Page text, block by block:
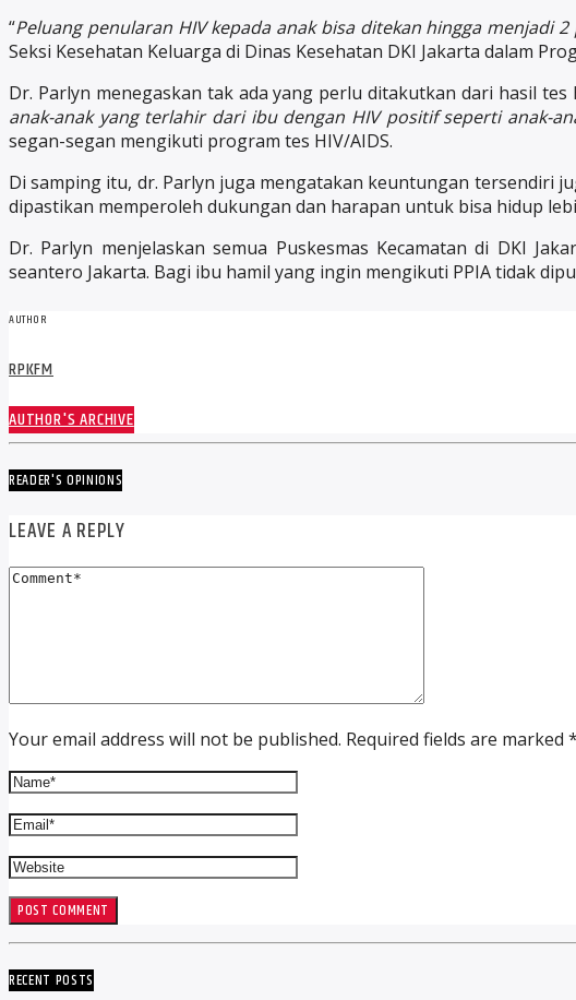
“Peluang penularan HIV kepada anak bisa ditekan hingga menjadi
Seksi Kesehatan Keluarga di Dinas Kesehatan DKI Jakarta dalam
Dr. Parlyn menegaskan tak ada yang perlu ditakutkan dari hasil
anak-anak yang terlahir dari ibu dengan HIV positif seperti anak-
segan-segan mengikuti program tes HIV/AIDS.
Di samping itu, dr. Parlyn juga mengatakan keuntungan tersendiri
dipastikan memperoleh dukungan dan harapan untuk bisa hidup
Dr. Parlyn menjelaskan semua Puskesmas Kecamatan di DKI
seantero Jakarta. Bagi ibu hamil yang ingin mengikuti PPIA tidak
AUTHOR
RPKFM
AUTHOR'S ARCHIVE
READER'S OPINIONS
LEAVE A REPLY
Your email address will not be published. Required fields are marked *
RECENT POSTS